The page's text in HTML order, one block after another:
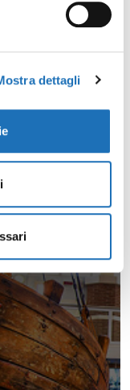
dettagli
Cesenatico